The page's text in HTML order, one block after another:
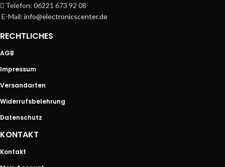
Telefon: 06221 673 92 08
E-Mail:info@electronicscenter.de
RECHTLICHES
AGB
Impressum
Versandarten
Widerrufsbelehrung
Datenschutz
KONTAKT
Kontakt